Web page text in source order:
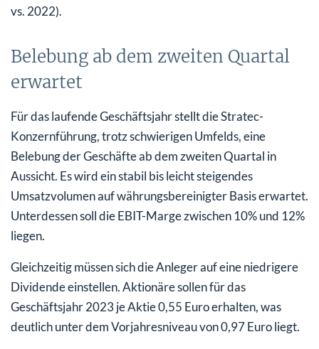
vs. 2022).
Belebung ab dem zweiten Quartal
erwartet
Für das laufende Geschäftsjahr stellt die Stratec-
Konzernführung, trotz schwierigen Umfelds, eine
Belebung der Geschäfte ab dem zweiten Quartal in
Aussicht. Es wird ein stabil bis leicht steigendes
Umsatzvolumen auf währungsbereinigter Basis erwartet.
Unterdessen soll die EBIT-Marge zwischen 10% und 12%
liegen.
Gleichzeitig müssen sich die Anleger auf eine niedrigere
Dividende einstellen. Aktionäre sollen für das
Geschäftsjahr 2023 je Aktie 0,55 Euro erhalten, was
deutlich unter dem Vorjahresniveau von 0,97 Euro liegt.